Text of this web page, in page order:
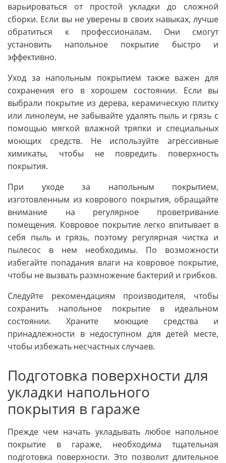
варьироваться от простой укладки до сложной
сборки. Если вы не уверены в своих навыках, лучше
обратиться к профессионалам. Они смогут
установить напольное покрытие быстро и
эффективно.
Уход за напольным покрытием также важен для
сохранения его в хорошем состоянии. Если вы
выбрали покрытие из дерева, керамическую плитку
или линолеум, не забывайте удалять пыль и грязь с
помощью мягкой влажной тряпки и специальных
моющих средств. Не используйте агрессивные
химикаты, чтобы не повредить поверхность
покрытия.
При уходе за напольным покрытием,
изготовленным из коврового покрытия, обращайте
внимание на регулярное проветривание
помещения. Ковровое покрытие легко впитывает в
себя пыль и грязь, поэтому регулярная чистка и
пылесос в нем необходимы. По возможности
избегайте попадания влаги на ковровое покрытие,
чтобы не вызвать размножение бактерий и грибков.
Следуйте рекомендациям производителя, чтобы
сохранить напольное покрытие в идеальном
состоянии. Храните моющие средства и
принадлежности в недоступном для детей месте,
чтобы избежать несчастных случаев.
Подготовка поверхности для
укладки напольного
покрытия в гараже
Прежде чем начать укладывать любое напольное
покрытие в гараже, необходима тщательная
подготовка поверхности. Это позволит длительное